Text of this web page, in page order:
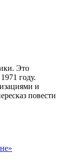
Это
году.
и
повести